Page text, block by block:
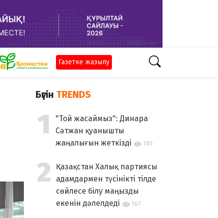
Газетке жазылу
Бүгін TRENDS
"Той жасаймыз": Динара
Сәтжан қуанышты
жаңалығын жеткізді
181
Қазақстан Халық партиясы
адамдармен түсінікті тілде
сөйлесе білу маңызды
екенін дәлелдеді
167